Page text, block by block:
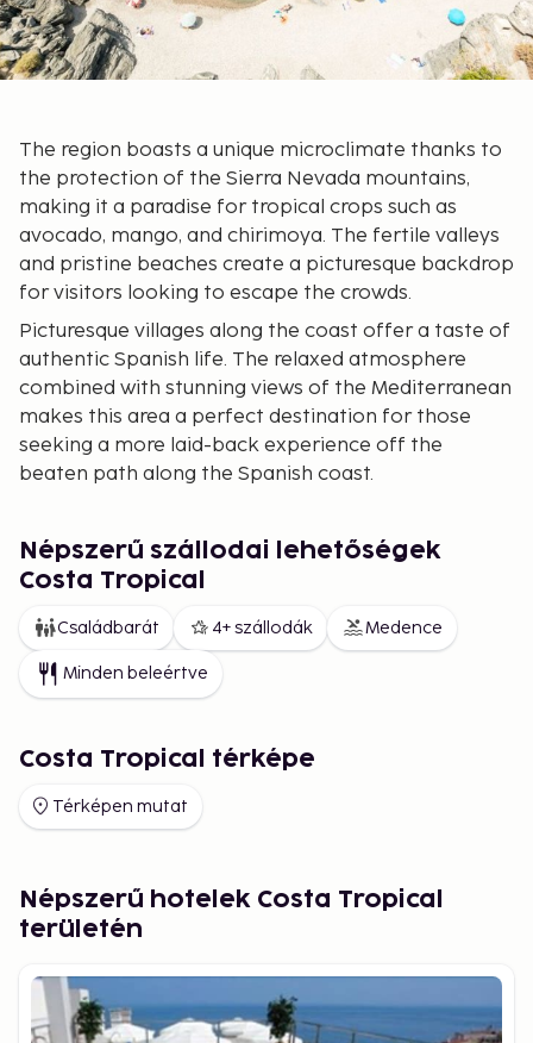
The region boasts a unique microclimate thanks to
the protection of the Sierra Nevada mountains,
making it a paradise for tropical crops such as
avocado, mango, and chirimoya. The fertile valleys
and pristine beaches create a picturesque backdrop
for visitors looking to escape the crowds.
Picturesque villages along the coast offer a taste of
authentic Spanish life. The relaxed atmosphere
combined with stunning views of the Mediterranean
makes this area a perfect destination for those
seeking a more laid-back experience off the
beaten path along the Spanish coast.
Népszerű szállodai lehetőségek
Costa Tropical
Családbarát 4+ szállodák Medence
Minden beleértve
Costa Tropical térképe
Térképen mutat
Népszerű hotelek Costa Tropical
területén